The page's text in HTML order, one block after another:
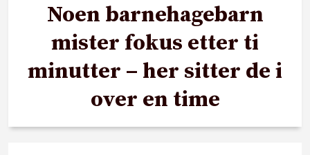
Noen barnehagebarn
mister fokus etter ti
minutter – her sitter de i
over en time